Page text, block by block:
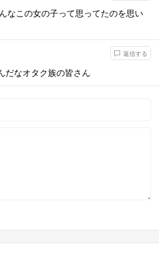
なこの女の子って思ってたのを思い
返信する
だなオタク族の皆さん